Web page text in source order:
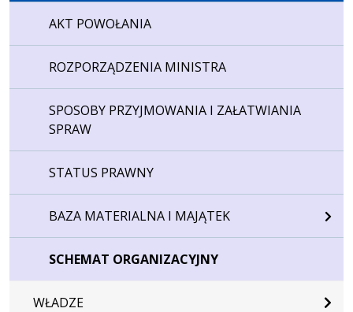
AKT POWOŁANIA
ROZPORZĄDZENIA MINISTRA
SPOSOBY PRZYJMOWANIA I ZAŁATWIANIA
SPRAW
STATUS PRAWNY
BAZA MATERIALNA I MAJĄTEK
SCHEMAT ORGANIZACYJNY
WŁADZE